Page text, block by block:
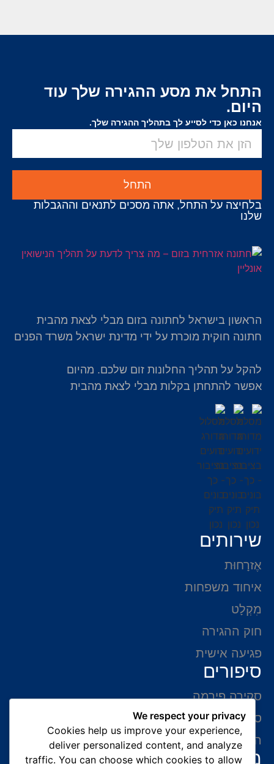
התחל את מסע ההגירה שלך עוד
היום.
אנחנו כאן כדי לסייע לך בתהליך ההגירה שלך.
התחל
בלחיצה על התחל, אתה מסכים לתנאים וההגבלות
שלנו
הראשון בישראל לחתונה בזום מבלי לצאת מהבית
חתונה חוקית מוכרת על ידי מדינת ישראל משרד הפנים
להקל על תהליך החלונות זום שלכם. מהיום
אפשר להתחתן בקלות מבלי לצאת מהבית
שירותים
אֶזרָחוּת
איחוד משפחות
מִקְלָט
חוק ההגירה
פגיעה אישית
סיפורים
סקירה פירמה
סיפורי הצלחה
המלצות של לקוחות
מידע ליצירת קשר
We respect your privacy
Cookies help us improve your experience,
deliver personalized content, and analyze
traffic. You can choose which cookies to allow